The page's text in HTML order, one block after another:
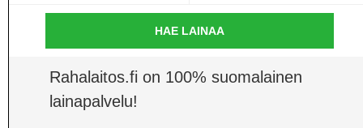
HAE LAINAA
Rahalaitos.fi on 100% suomalainen
lainapalvelu!